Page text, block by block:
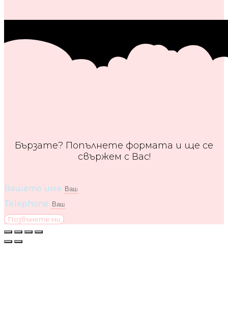
Бързате? Попълнете формата и ще се
свържем с Вас!
Вашето име
Telephone
Позвънете ми